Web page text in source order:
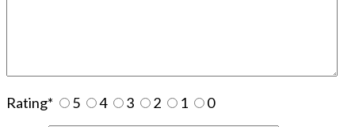
Rating* 5 4 3 2 1
0